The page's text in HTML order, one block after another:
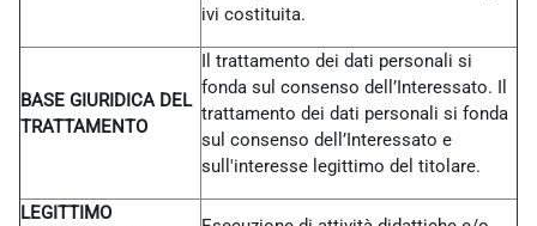
ivi costituita.
BASE GIURIDICA DEL
TRATTAMENTO
Il trattamento dei dati personali si
fonda sul consenso dell’Interessato. Il
trattamento dei dati personali si fonda
sul consenso dell’Interessato e
sull'interesse legittimo del titolare.
LEGITTIMO